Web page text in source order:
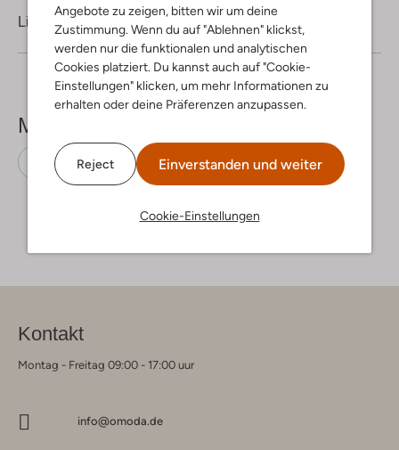
Angebote zu zeigen, bitten wir um deine
Zustimmung. Wenn du auf "Ablehnen" klickst,
werden nur die funktionalen und analytischen
Cookies platziert. Du kannst auch auf "Cookie-
Einstellungen" klicken, um mehr Informationen zu
erhalten oder deine Präferenzen anzupassen.
Reject Einverstanden und weiter
Cookie-Einstellungen
Lieferung & Rückgabe
Mehr sehen
Loafer Magnanni Leder
Kontakt
Montag - Freitag 09:00 - 17:00 uur
info@omoda.de